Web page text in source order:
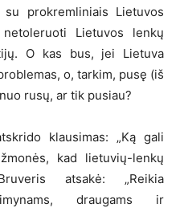
prokremliniais Lietuvos
Lietuvos lenkų
O kas bus, jei Lietuva
o, tarkim, pusę (iš
rusų, ar tik pusiau?
klausimas: „Ką gali
kad lietuvių-lenkų
atsakė: „Reikia
draugams ir